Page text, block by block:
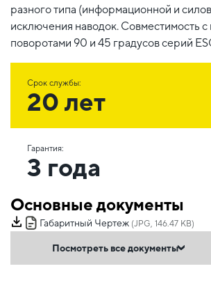
разного типа (информационной и
исключения наводок. Совместимость
поворотами 90 и 45 градусов серий
Срок службы:
20 лет
Гарантия:
3 года
Основные документы
Габаритный Чертеж (JPG, 146.47 KB)
Посмотреть все документы